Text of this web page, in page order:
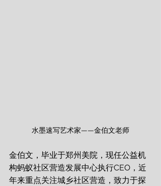
水墨速写艺术家——金伯文老师
金伯文，毕业于郑州美院，现任公益机
构蚂蚁社区营造发展中心执行CEO，近
年来重点关注城乡社区营造，致力于探